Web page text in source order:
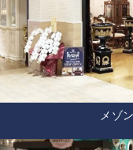
メゾ